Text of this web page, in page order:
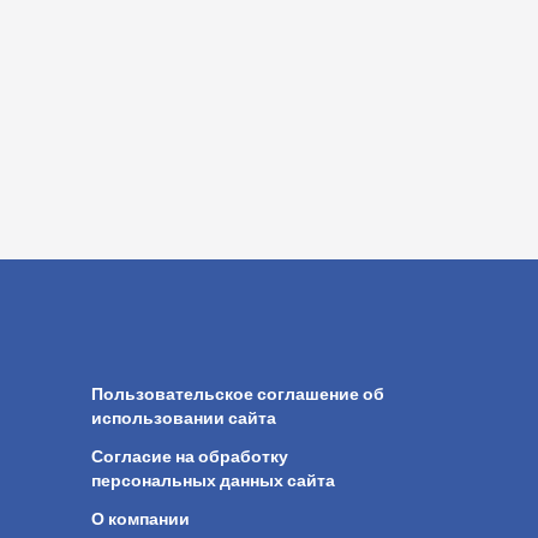
Пользовательское соглашение об
использовании сайта
Согласие на обработку
персональных данных сайта
О компании